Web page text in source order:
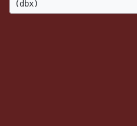
Solaris で vfork で deadlock とい
https://web.archive.org/web/
s.sun.com/solaris/articles/
に書いてあった、dynamic linker